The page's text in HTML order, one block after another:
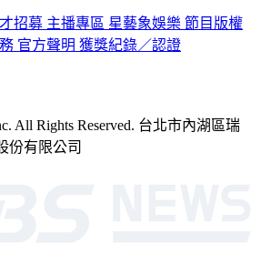
招募 主播專區 星藝象娛樂 節目版權
官方聲明 獲獎紀錄／認證
All Rights Reserved. 台北市內湖區瑞
份有限公司